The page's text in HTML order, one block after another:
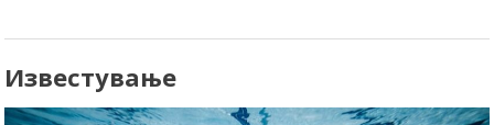
Известување